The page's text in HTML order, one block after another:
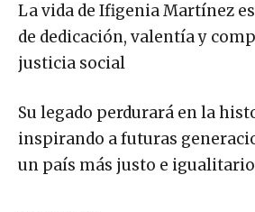
La vida de Ifigenia Martínez
de dedicación, valentía y
justicia social
Su legado perdurará en la
inspirando a futuras
un país más justo e